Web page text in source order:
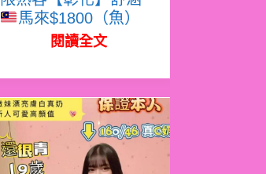
馬來$1800（魚）
閱讀全文